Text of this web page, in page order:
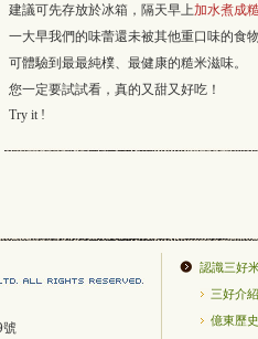
建議可先存放於冰箱，隔天早上加水煮成
一大早我們的味蕾還未被其他重口味的食
可體驗到最最純樸、最健康的糙米滋味。
您一定要試試看，真的又甜又好吃！
Try it !
號
認識三好
三好介紹
億東歷史